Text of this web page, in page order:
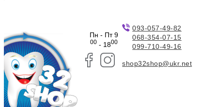
Пн - Пт 9
00- 1800
093-057-49-82
068-354-07-15
099-710-49-16
shop32shop@ukr.net